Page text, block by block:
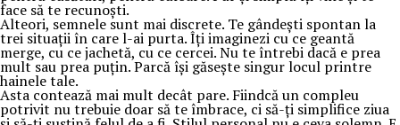
face să te recunoști.
Alteori, semnele sunt mai discrete. Te gândești spontan la
trei situații în care l-ai purta. Îți imaginezi cu ce geantă
merge, cu ce jachetă, cu ce cercei. Nu te întrebi dacă e prea
mult sau prea puțin. Parcă își găsește singur locul printre
hainele tale.
Asta contează mai mult decât pare. Fiindcă un compleu
potrivit nu trebuie doar să te îmbrace, ci să-ți simplifice ziua